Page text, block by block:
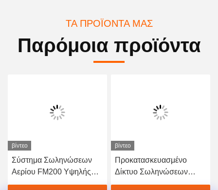
ΤΑ ΠΡΟΪΌΝΤΑ ΜΑΣ
Παρόμοια προϊόντα
βίντεο
Σύστημα Σωληνώσεων
Αερίου FM200 Υψηλής
Χωρητικότητας -
βίντεο
Προκατασκευασμένο
Δίκτυο Σωληνώσεων
Αερίου FM200 - Αξιόπιστο